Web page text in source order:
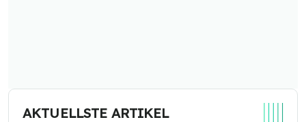
AKTUELLSTE ARTIKEL